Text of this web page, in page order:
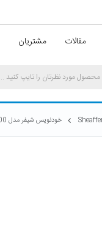
مقالات مشتریان
خودنویس شیفر مدل 300